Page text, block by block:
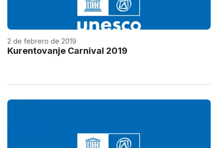
2 de febrero de 2019
Kurentovanje Carnival 2019